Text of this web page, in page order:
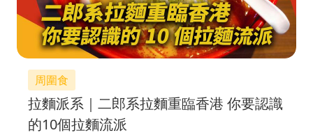
周圍食
拉麵派系｜二郎系拉麵重臨香港 你要認識
的10個拉麵流派